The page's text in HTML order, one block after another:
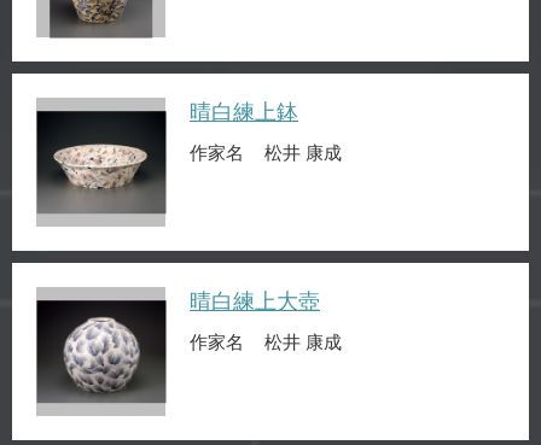
晴白練上鉢
作家名 松井 康成
晴白練上大壺
作家名 松井 康成